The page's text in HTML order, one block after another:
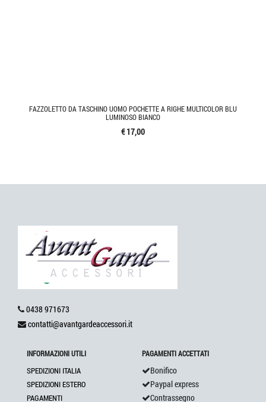
FAZZOLETTO DA TASCHINO UOMO POCHETTE A RIGHE MULTICOLOR BLU
LUMINOSO BIANCO
€ 17,00
0438 971673
contatti@avantgardeaccessori.it
INFORMAZIONI UTILI
SPEDIZIONI ITALIA
SPEDIZIONI ESTERO
PAGAMENTI
PAGAMENTI ACCETTATI
Bonifico
Paypal express
Contrassegno